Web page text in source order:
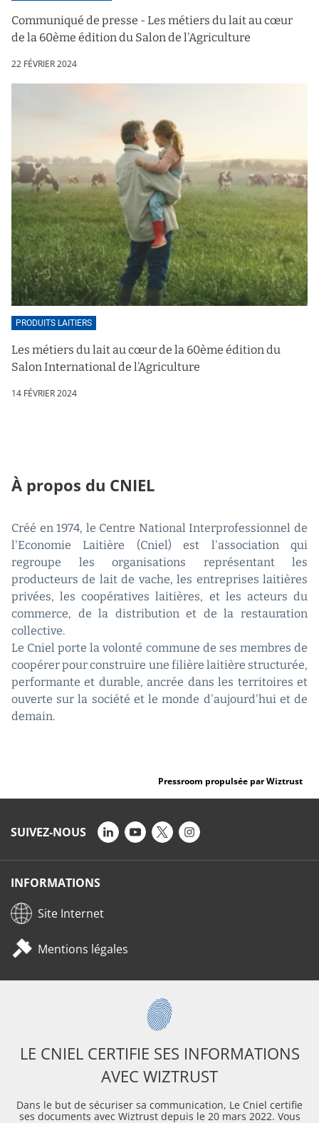
Communiqué de presse - Les métiers du lait au cœur
de la 60ème édition du Salon de l'Agriculture
22 FÉVRIER 2024
PRODUITS LAITIERS
Les métiers du lait au cœur de la 60ème édition du
Salon International de l’Agriculture
14 FÉVRIER 2024
À propos du CNIEL
Créé en 1974, le Centre National Interprofessionnel de
l'Economie Laitière (Cniel) est l'association qui
regroupe les organisations représentant les
producteurs de lait de vache, les entreprises laitières
privées, les coopératives laitières, et les acteurs du
commerce, de la distribution et de la restauration
collective.
Le Cniel porte la volonté commune de ses membres de
coopérer pour construire une filière laitière structurée,
performante et durable, ancrée dans les territoires et
ouverte sur la société et le monde d'aujourd'hui et de
demain.
Pressroom propulsée par Wiztrust
SUIVEZ-NOUS
INFORMATIONS
Site Internet
Mentions légales
LE CNIEL CERTIFIE SES INFORMATIONS
AVEC WIZTRUST
Dans le but de sécuriser sa communication, Le Cniel certifie
ses documents avec Wiztrust depuis le 20 mars 2022. Vous